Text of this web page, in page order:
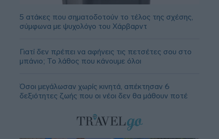
5 ατάκες που σηματοδοτούν το τέλος της σχέσης,
σύμφωνα με ψυχολόγο του Χάρβαρντ
Γιατί δεν πρέπει να αφήνεις τις πετσέτες σου στο
μπάνιο; Το λάθος που κάνουμε όλοι
Όσοι μεγάλωσαν χωρίς κινητά, απέκτησαν 6
δεξιότητες ζωής που οι νέοι δεν θα μάθουν ποτέ